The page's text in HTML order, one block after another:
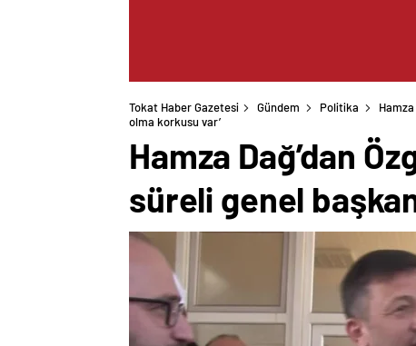
Tokat Haber Gazetesi Gündem Politika
Hamza
olma korkusu var’
Hamza Dağ’dan
süreli genel